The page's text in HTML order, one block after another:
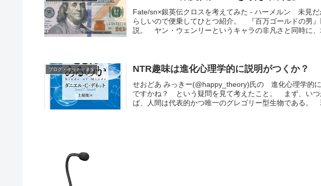
Fate/sn×銀英伝クロスを考えてみた - ハーメルン 未見だ
らしいので便乗してひとつ紹介。 『百万ゴールドの男
説。 ヤン・ウェンリーというキャラの非凡さと同時に、
ブログ・ネット・ネタ NTR趣味は進化心理学的に説明がつくか？
せおどあ みっきー(@happy_theory)氏の 進化心理学的
ですかね？ という疑問を見て考えたこと。 まず、いつ
ば、人間は代表的かつ唯一のグレゴリー型生物である。